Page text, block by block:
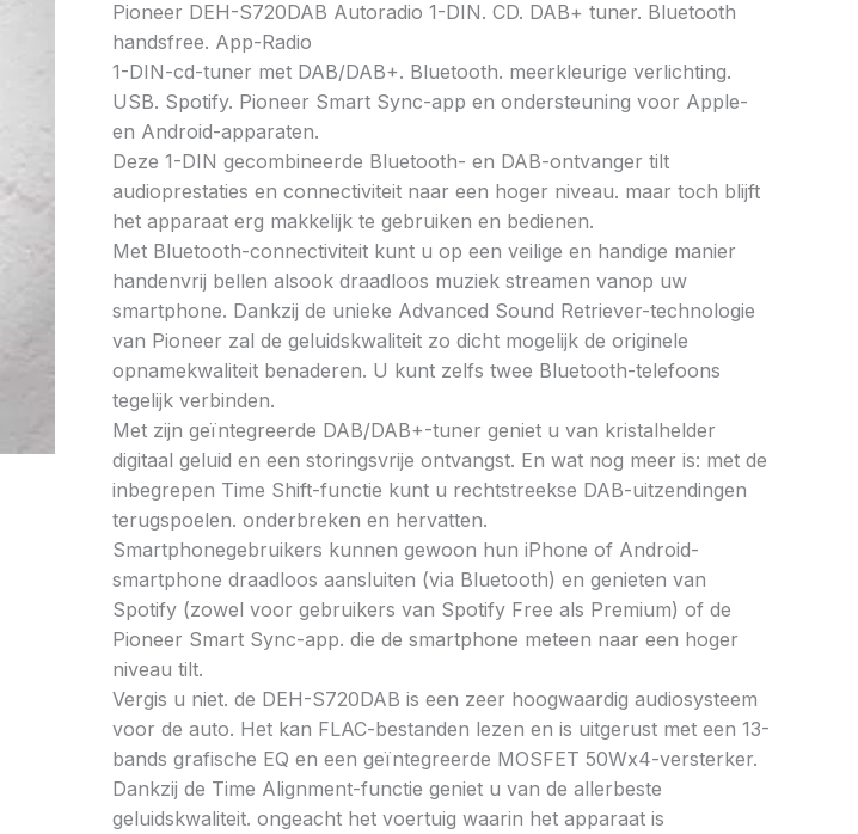
Pioneer DEH-S720DAB Autoradio 1-DIN. CD. DAB+ tuner. Bluetooth
handsfree. App-Radio
1-DIN-cd-tuner met DAB/DAB+. Bluetooth. meerkleurige verlichting.
USB. Spotify. Pioneer Smart Sync-app en ondersteuning voor Apple-
en Android-apparaten.
Deze 1-DIN gecombineerde Bluetooth- en DAB-ontvanger tilt
audioprestaties en connectiviteit naar een hoger niveau. maar toch blijft
het apparaat erg makkelijk te gebruiken en bedienen.
Met Bluetooth-connectiviteit kunt u op een veilige en handige manier
handenvrij bellen alsook draadloos muziek streamen vanop uw
smartphone. Dankzij de unieke Advanced Sound Retriever-technologie
van Pioneer zal de geluidskwaliteit zo dicht mogelijk de originele
opnamekwaliteit benaderen. U kunt zelfs twee Bluetooth-telefoons
tegelijk verbinden.
Met zijn geïntegreerde DAB/DAB+-tuner geniet u van kristalhelder
digitaal geluid en een storingsvrije ontvangst. En wat nog meer is: met de
inbegrepen Time Shift-functie kunt u rechtstreekse DAB-uitzendingen
terugspoelen. onderbreken en hervatten.
Smartphonegebruikers kunnen gewoon hun iPhone of Android-
smartphone draadloos aansluiten (via Bluetooth) en genieten van
Spotify (zowel voor gebruikers van Spotify Free als Premium) of de
Pioneer Smart Sync-app. die de smartphone meteen naar een hoger
niveau tilt.
Vergis u niet. de DEH-S720DAB is een zeer hoogwaardig audiosysteem
voor de auto. Het kan FLAC-bestanden lezen en is uitgerust met een 13-
bands grafische EQ en een geïntegreerde MOSFET 50Wx4-versterker.
Dankzij de Time Alignment-functie geniet u van de allerbeste
geluidskwaliteit. ongeacht het voertuig waarin het apparaat is